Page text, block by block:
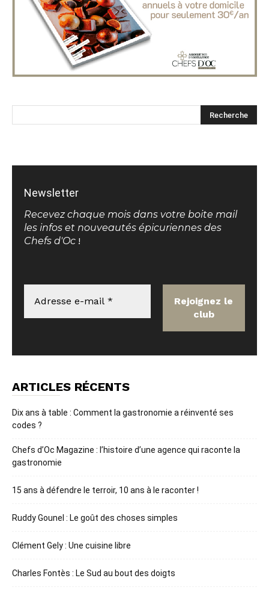
Newsletter
Recevez chaque mois dans votre boite mail
les infos et nouveautés épicuriennes des
Chefs d'Oc !
ARTICLES RÉCENTS
Dix ans à table : Comment la gastronomie a réinventé ses
codes ?
Chefs d’Oc Magazine : l’histoire d’une agence qui raconte la
gastronomie
15 ans à défendre le terroir, 10 ans à le raconter !
Ruddy Gounel : Le goût des choses simples
Clément Gely : Une cuisine libre
Charles Fontès : Le Sud au bout des doigts